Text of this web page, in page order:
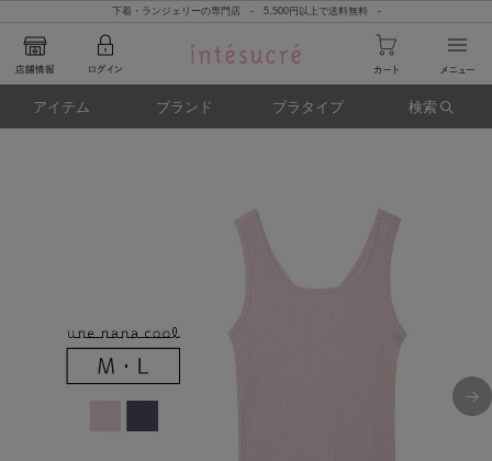
下着・ランジェリーの専門店 - 5,500円以上で送料無料 -
アイテム ブランド ブラタイプ 検索